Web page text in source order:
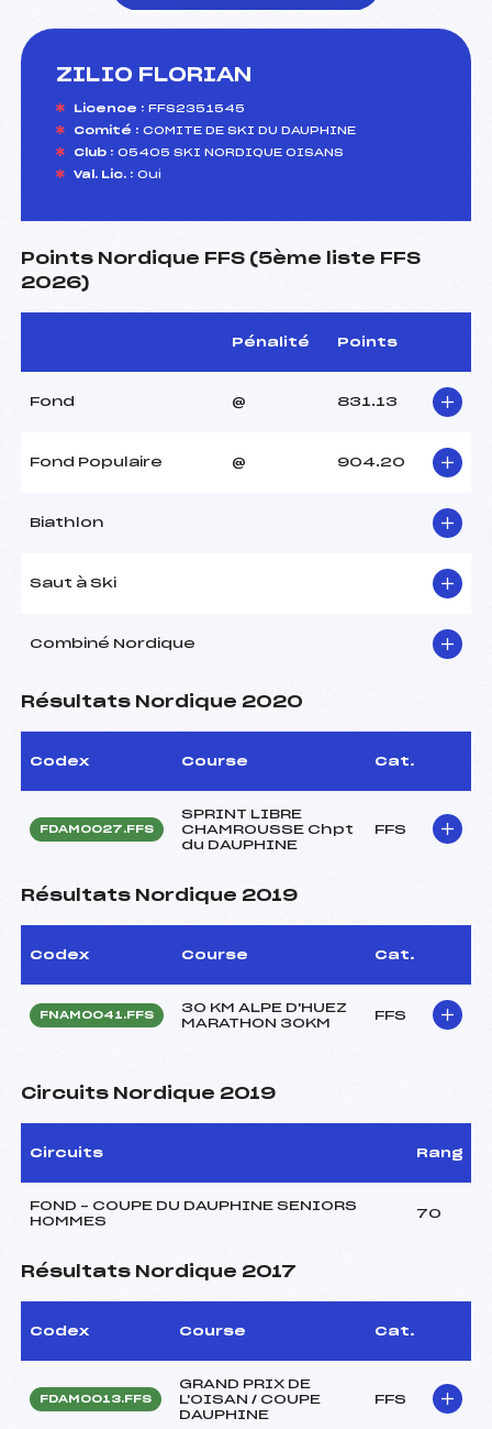
ZILIO FLORIAN
Licence : FFS2351545
Comité : COMITE DE SKI DU DAUPHINE
Club : 05405 SKI NORDIQUE OISANS
Val. Lic. : Oui
Points Nordique FFS (5ème liste FFS
2026)
Pénalité Points
Fond @ 831.13
Fond Populaire @ 904.20
Biathlon
Saut à Ski
Combiné Nordique
Résultats Nordique 2020
Codex Course Cat.
FDAM0027.FFS
SPRINT LIBRE
CHAMROUSSE Chpt
du DAUPHINE
FFS
Résultats Nordique 2019
Codex Course Cat.
FNAM0041.FFS
30 KM ALPE D'HUEZ
MARATHON 30KM
FFS
Circuits Nordique 2019
Circuits Rang
FOND – COUPE DU DAUPHINE SENIORS
HOMMES
70
Résultats Nordique 2017
Codex Course Cat.
FDAM0013.FFS
GRAND PRIX DE
L'OISAN / COUPE
DAUPHINE
FFS